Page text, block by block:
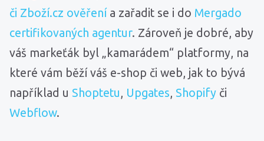
či Zboží.cz ověření a zařadit se i do Mergado
certifikovaných agentur. Zároveň je dobré, aby
váš markeťák byl „kamarádem“ platformy, na
které vám běží váš e-shop či web, jak to bývá
například u Shoptetu, Upgates, Shopify či
Webflow.